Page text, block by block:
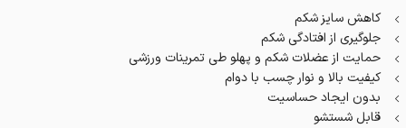
کاهش سایز شکم
جلوگیری از افتادگی شکم
حمایت از عضلات شکم و پهلو طی تمرینات ورزشی
کیفیت بالا و نوار چسب با دوام
بدون ایجاد حساسیت
قابل شستشو